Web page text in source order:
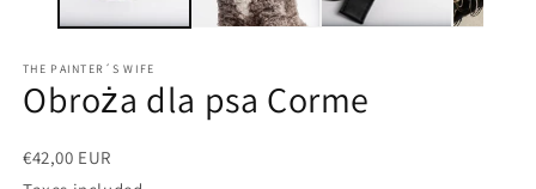
THE PAINTER´S WIFE
Obroża dla psa Corme
€42,00 EUR